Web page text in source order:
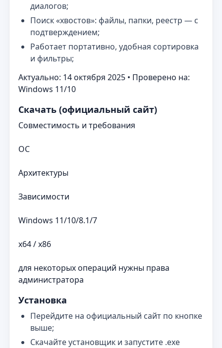
диалогов;
Поиск «хвостов»: файлы, папки, реестр — с
подтверждением;
Работает портативно, удобная сортировка
и фильтры;
Актуально: 14 октября 2025 • Проверено на:
Windows 11/10
Скачать (официальный сайт)
Совместимость и требования
ОС
Архитектуры
Зависимости
Windows 11/10/8.1/7
x64 / x86
для некоторых операций нужны права
администратора
Установка
Перейдите на официальный сайт по кнопке
выше;
Скачайте установщик и запустите .exe